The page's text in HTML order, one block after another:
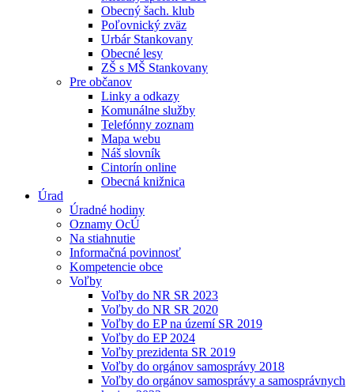
Obecný šach. klub
Poľovnický zväz
Urbár Stankovany
Obecné lesy
ZŠ s MŠ Stankovany
Pre občanov
Linky a odkazy
Komunálne služby
Telefónny zoznam
Mapa webu
Náš slovník
Cintorín online
Obecná knižnica
Úrad
Úradné hodiny
Oznamy OcÚ
Na stiahnutie
Informačná povinnosť
Kompetencie obce
Voľby
Voľby do NR SR 2023
Voľby do NR SR 2020
Voľby do EP na území SR 2019
Voľby do EP 2024
Voľby prezidenta SR 2019
Voľby do orgánov samosprávy 2018
Voľby do orgánov samosprávy a samosprávnych